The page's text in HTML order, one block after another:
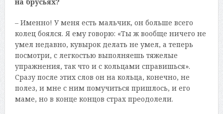
– Именно! У меня есть мальчик, он больше всего
колец боялся. Я ему говорю: «Ты ж вообще ничего не
умел недавно, кувырок делать не умел, а теперь
посмотри, с легкостью выполняешь тяжелые
упражнения, так что и с кольцами справишься».
Сразу после этих слов он на кольца, конечно, не
полез, и мне с ним помучиться пришлось, и его
маме, но в конце концов страх преодолели.